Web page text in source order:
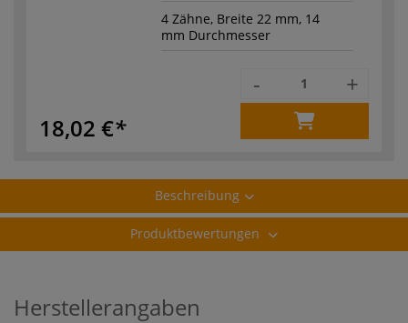
4 Zähne, Breite 22 mm, 14
mm Durchmesser
18,02 €
- +
Beschreibung
Produktbewertungen
Herstellerangaben